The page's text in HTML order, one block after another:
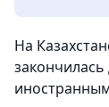
На
закончилась